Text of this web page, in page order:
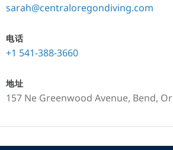
sarah@centraloregondiving.com
电话
+1 541-388-3660
地址
157 Ne Greenwood Avenue, Bend,